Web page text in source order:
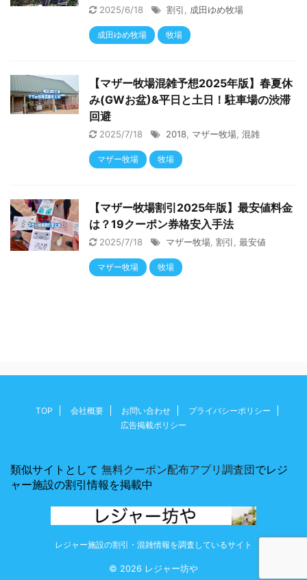
2025/6/18 割引 成田ゆめ牧場
成田ゆめ牧場 牧場
【マザー牧場混雑予想2025年版】春夏休
み(GWお盆)&平日と土日！駐車場の渋滞
回避
2025/7/18 2018 マザー牧場 混雑
マザー牧場 牧場
【マザー牧場割引2025年版】最安値料金
は？19クーポン券格安入手法
2025/7/18 マザー牧場 割引 最安値
マザー牧場 牧場
TOP 会社概要 お問い合わせ
プライバシーポリシー
広告掲載ポリシー
類似サイトとして 無料クーポン配布アプリ調査団でレジ
ャー施設の割引情報を掲載中
レジャー施設の割引・混雑情報を調査しているサイト
© 2026 レジャー坊や